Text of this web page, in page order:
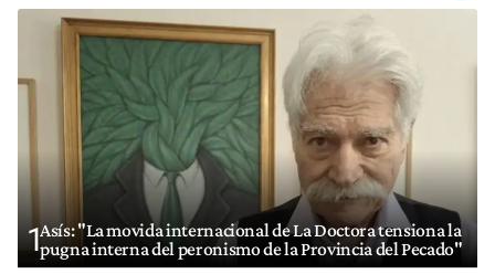
1Asís: "La movida internacional de La Doctora tensiona la
pugna interna del peronismo de la Provincia del Pecado"